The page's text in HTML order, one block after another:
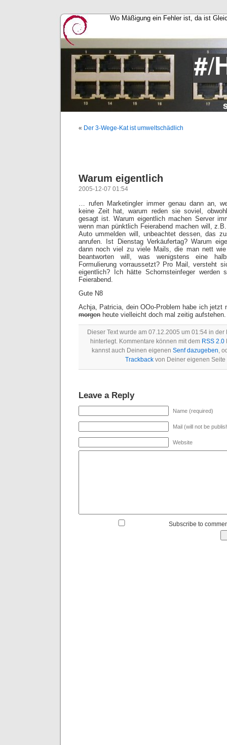
Wo Mäßigung ein Fehler ist, da ist
« Der 3-Wege-Kat ist umweltschädlich
Warum eigentlich
2005-12-07 01:54
… rufen Marketingler immer genau dann an,
keine Zeit hat, warum reden sie soviel,
gesagt ist. Warum eigentlich machen Server
wenn man pünktlich Feierabend machen will,
Auto ummelden will, unbeachtet dessen, das
anrufen. Ist Dienstag Verkäufertag? Warum
dann noch viel zu viele Mails, die man nett
beantworten will, was wenigstens eine
Formulierung vorraussetzt? Pro Mail, versteht
eigentlich? Ich hätte Schornsteinfeger werden
Feierabend.
Gute N8
Achja, Patricia, dein OOo-Problem habe ich jetzt
morgen heute vielleicht doch mal zeitig aufstehen.
Dieser Text wurde am 07.12.2005 um 01:54 in
hinterlegt. Kommentare können mit dem RSS 2.0
kannst auch Deinen eigenen Senf dazugeben,
Trackback von Deiner eigenen Seite
Leave a Reply
Name (required)
Mail (will not be
Website
Subscribe to